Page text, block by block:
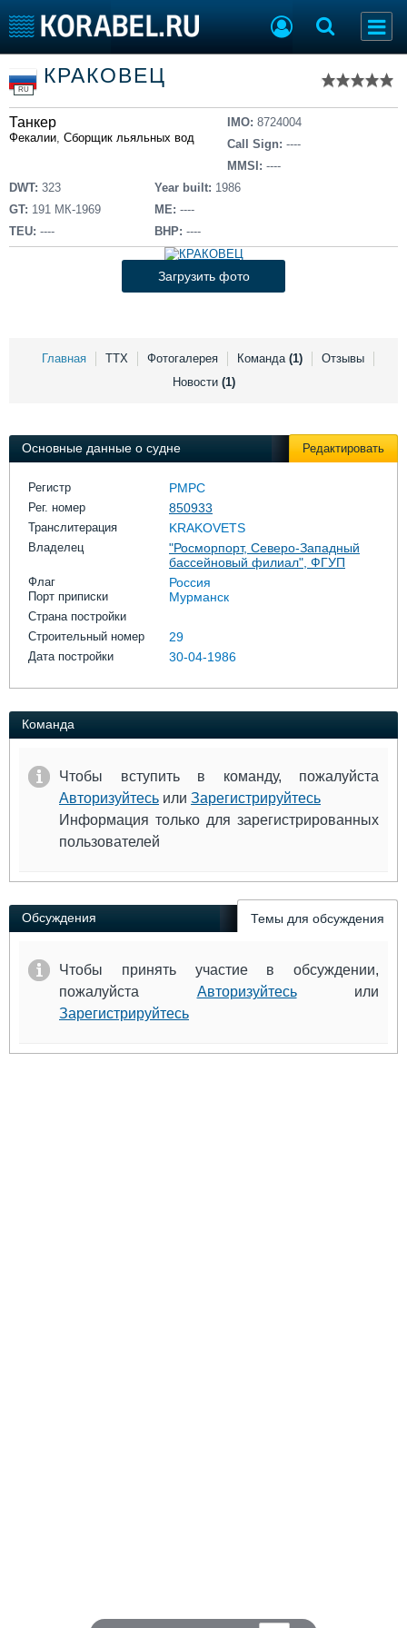
Тип судна
Добавить судно
Добавить проект
Последние 100
Пульс
Новости
Компании
Репутация
Торговая площадка
Доска объявлений
Продажа флота
Оборудование
Изделия
Материалы
Услуги
Личности
Флот
Форум
RU
КРАКОВЕЦ
Танкер
Фекалии, Сборщик льяльных вод
IMO: 8724004
Call Sign: ----
MMSI: ----
DWT: 323
GT: 191 МК-1969
TEU: ----
Year built: 1986
ME: ----
BHP: ----
Загрузить фото
Главная ТТХ Фотогалерея Команда (1)
Отзывы
Новости (1)
Основные данные о судне Редактировать
Регистр РМРС
Рег. номер 850933
Транслитерация KRAKOVETS
Владелец
"Росморпорт, Северо-Западный
бассейновый филиал", ФГУП
Флаг Россия
Порт приписки Мурманск
Страна постройки
Строительный номер
29
Дата постройки 30-04-1986
Команда
Чтобы вступить в команду, пожалуйста
Авторизуйтесь или Зарегистрируйтесь
Информация только для зарегистрированных
пользователей
Обсуждения Темы для обсуждения
Чтобы принять участие в обсуждении,
пожалуйста Авторизуйтесьили
Зарегистрируйтесь